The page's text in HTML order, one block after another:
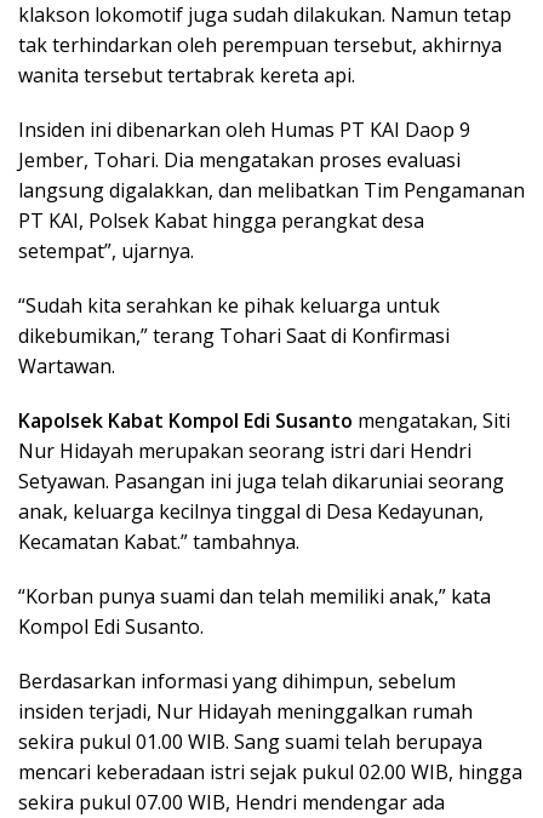
klakson lokomotif juga sudah dilakukan. Namun tetap
tak terhindarkan oleh perempuan tersebut, akhirnya
wanita tersebut tertabrak kereta api.
Insiden ini dibenarkan oleh Humas PT KAI Daop 9
Jember, Tohari. Dia mengatakan proses evaluasi
langsung digalakkan, dan melibatkan Tim Pengamanan
PT KAI, Polsek Kabat hingga perangkat desa
setempat”, ujarnya.
“Sudah kita serahkan ke pihak keluarga untuk
dikebumikan,” terang Tohari Saat di Konfirmasi
Wartawan.
Kapolsek Kabat Kompol Edi Susanto mengatakan, Siti
Nur Hidayah merupakan seorang istri dari Hendri
Setyawan. Pasangan ini juga telah dikaruniai seorang
anak, keluarga kecilnya tinggal di Desa Kedayunan,
Kecamatan Kabat.” tambahnya.
“Korban punya suami dan telah memiliki anak,” kata
Kompol Edi Susanto.
Berdasarkan informasi yang dihimpun, sebelum
insiden terjadi, Nur Hidayah meninggalkan rumah
sekira pukul 01.00 WIB. Sang suami telah berupaya
mencari keberadaan istri sejak pukul 02.00 WIB, hingga
sekira pukul 07.00 WIB, Hendri mendengar ada